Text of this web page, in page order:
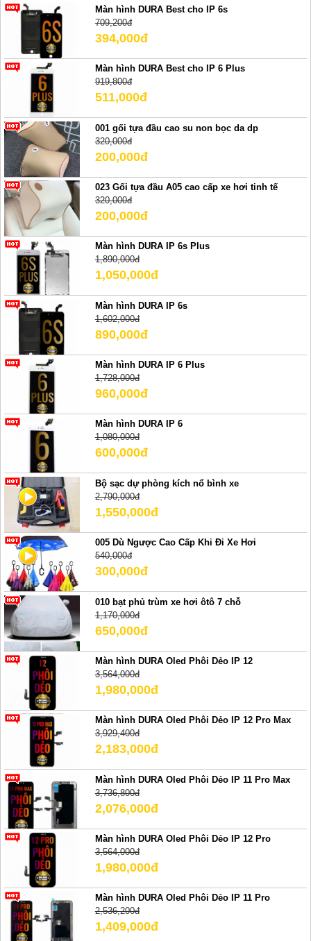
Màn hình DURA Best cho IP 6s
709,200đ
394,000đ
Màn hình DURA Best cho IP 6 Plus
919,800đ
511,000đ
001 gối tựa đầu cao su non bọc da dp
320,000đ
200,000đ
023 Gối tựa đầu A05 cao cấp xe hơi tinh tế
320,000đ
200,000đ
Màn hình DURA IP 6s Plus
1,890,000đ
1,050,000đ
Màn hình DURA IP 6s
1,602,000đ
890,000đ
Màn hình DURA IP 6 Plus
1,728,000đ
960,000đ
Màn hình DURA IP 6
1,080,000đ
600,000đ
Bộ sạc dự phòng kích nổ bình xe
2,790,000đ
1,550,000đ
005 Dù Ngược Cao Cấp Khi Đi Xe Hơi
540,000đ
300,000đ
010 bạt phủ trùm xe hơi ôtô 7 chỗ
1,170,000đ
650,000đ
Màn hình DURA Oled Phôi Dẻo IP 12
3,564,000đ
1,980,000đ
Màn hình DURA Oled Phôi Dẻo IP 12 Pro Max
3,929,400đ
2,183,000đ
Màn hình DURA Oled Phôi Dẻo IP 11 Pro Max
3,736,800đ
2,076,000đ
Màn hình DURA Oled Phôi Dẻo IP 12 Pro
3,564,000đ
1,980,000đ
Màn hình DURA Oled Phôi Dẻo IP 11 Pro
2,536,200đ
1,409,000đ